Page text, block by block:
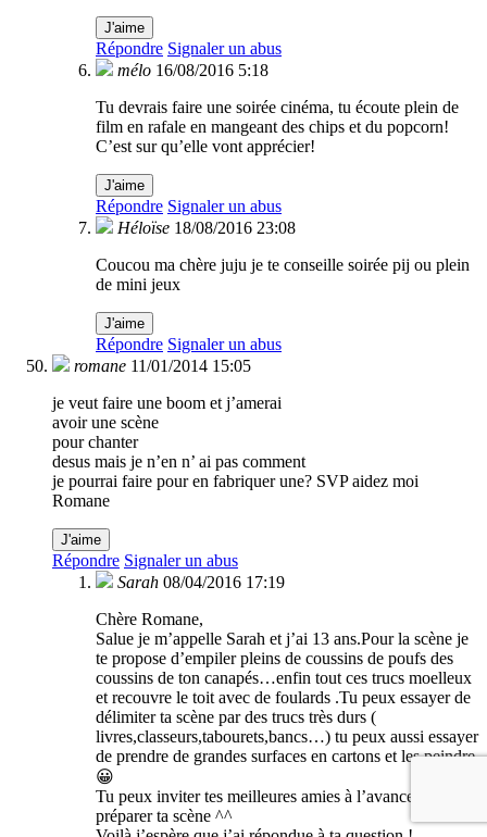
J'aime
Répondre Signaler un abus
mélo 16/08/2016 5:18
Tu devrais faire une soirée cinéma, tu écoute plein de
film en rafale en mangeant des chips et du popcorn!
C’est sur qu’elle vont apprécier!
J'aime
Répondre Signaler un abus
Héloïse 18/08/2016 23:08
Coucou ma chère juju je te conseille soirée pij ou plein
de mini jeux
J'aime
Répondre Signaler un abus
romane 11/01/2014 15:05
je veut faire une boom et j’amerai
avoir une scène
pour chanter
desus mais je n’en n’ ai pas comment
je pourrai faire pour en fabriquer une? SVP aidez moi
Romane
J'aime
Répondre Signaler un abus
Sarah 08/04/2016 17:19
Chère Romane,
Salue je m’appelle Sarah et j’ai 13 ans.Pour la scène je
te propose d’empiler pleins de coussins de poufs des
coussins de ton canapés…enfin tout ces trucs moelleux
et recouvre le toit avec de foulards .Tu peux essayer de
délimiter ta scène par des trucs très durs (
livres,classeurs,tabourets,bancs…) tu peux aussi essayer
de prendre de grandes surfaces en cartons et les peindre
😀
Tu peux inviter tes meilleures amies à l’avance pour
préparer ta scène ^^